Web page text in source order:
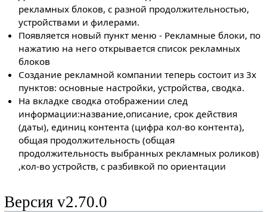
рекламных блоков, с разной продолжительностью,
устройствами и филерами.
Появляется новый пункт меню - Рекламные блоки, по
нажатию на него открывается список рекламных
блоков
Создание рекламной компании теперь состоит из 3х
пунктов: основные настройки, устройства, сводка.
На вкладке сводка отображении след
информации:название,описание, срок действия
(даты), единиц контента (цифра кол-во контента),
общая продолжительность (общая
продолжительность выбранных рекламных роликов)
,кол-во устройств, с разбивкой по ориентации
Версия v2.70.0